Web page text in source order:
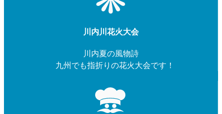
川内川花火大会
川内夏の風物詩
九州でも指折りの花火大会です！